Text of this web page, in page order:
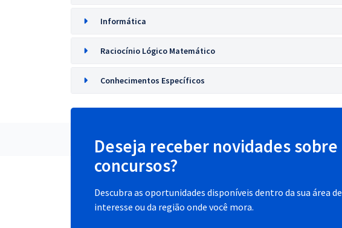
Informática
Raciocínio Lógico Matemático
Conhecimentos Específicos
Deseja receber novidades sobre
concursos?
Descubra as oportunidades disponíveis dentro da sua área de
interesse ou da região onde você mora.